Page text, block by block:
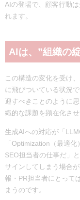
AIの登場で、顧客行動
れます。
AIは、”組織の
この構造の変化を受け
に飛びついている状況
迎すべきことのように思
織的な課題を顕在化さ
生成AIへの対応が「
「Optimization（最適
SEO担当者の仕事だ」
サインしてしまう場合
報・PR担当者にとって
まうのです。